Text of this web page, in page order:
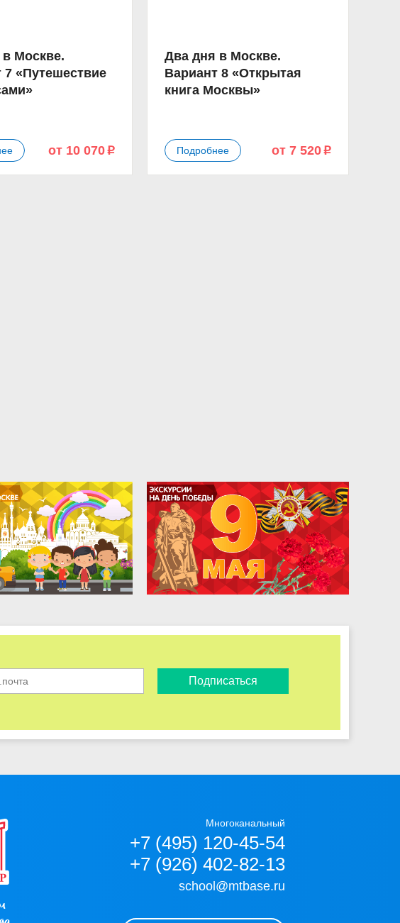
Москве.
7 «Путешествие
от 10 070p
Два дня в Москве.
Вариант 8 «Открытая
книга Москвы»
Подробнее от 7 520p
Подписаться
Многоканальный
+7 (495) 120-45-54
+7 (926) 402-82-13
school@mtbase.ru